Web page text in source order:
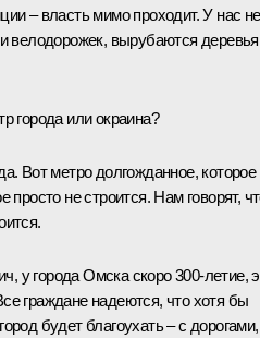
– власть мимо проходит. У нас
велодорожек, вырубаются
города или окраина?
Вот метро долгожданное, которое
просто не строится. Нам говорят,
у города Омска скоро 300-летие,
граждане надеются, что хотя бы
будет благоухать – с дорогами,